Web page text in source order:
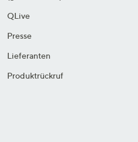
QLive
Presse
Lieferanten
Produktrückruf